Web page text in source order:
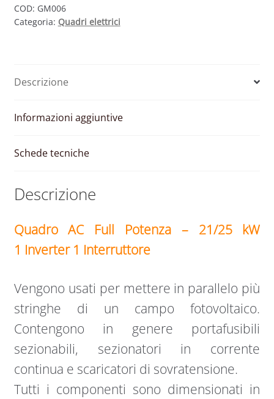
–
21/25
1
quantità
COD: GM006
Categoria: Quadri elettrici
Descrizione
Informazioni aggiuntive
Schede tecniche
Descrizione
Quadro AC Full Potenza – 21/25 kW
1 Inverter 1 Interruttore
Vengono usati per mettere in parallelo più
stringhe di un campo fotovoltaico.
Contengono in genere portafusibili
sezionabili, sezionatori in corrente
continua e scaricatori di sovratensione.
Tutti i componenti sono dimensionati in